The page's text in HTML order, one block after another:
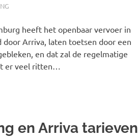
heeft het openbaar vervoer in
door Arriva, laten toetsen door een
en dat zal de regelmatige
er veel ritten…
en Arriva tarieven